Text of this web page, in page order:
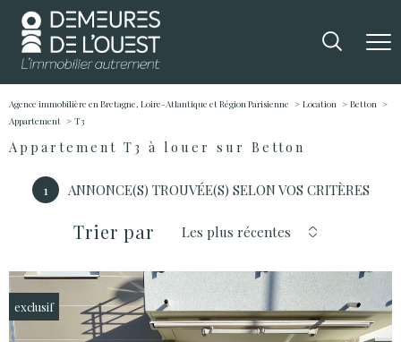
Agence immobilière en Bretagne, Loire-Atlantique et Région Parisienne Location
Betton
Appartement
T3
Appartement T3 à louer sur Betton
1 ANNONCE(S) TROUVÉE(S) SELON VOS CRITÈRES
Trier par Les plus récentes
exclusif